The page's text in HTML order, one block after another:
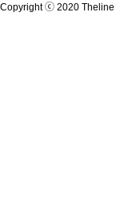
Copyright ⓒ 2020 Theline